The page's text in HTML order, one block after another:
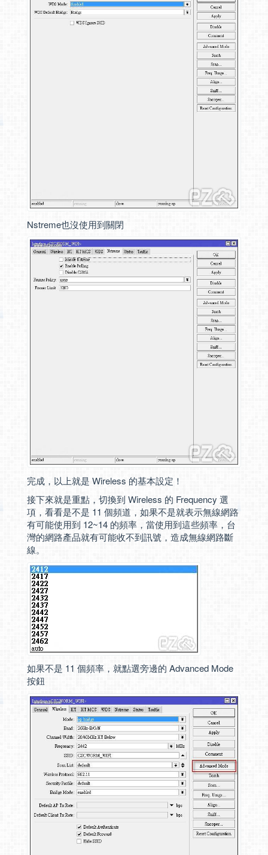
Nstreme也沒使用到關閉
完成，以上就是 Wireless 的基本設定！
接下來就是重點，切換到 Wireless 的 Frequency 選
項，看看是不是 11 個頻道，如果不是就表示無線網路
有可能使用到 12~14 的頻率，當使用到這些頻率，台
灣的網路產品就有可能收不到訊號，造成無線網路斷
線。
如果不是 11 個頻率，就點選旁邊的 Advanced Mode
按鈕